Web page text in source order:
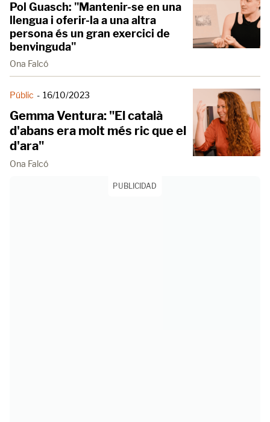
Pol Guasch: "Mantenir-se en una
llengua i oferir-la a una altra
persona és un gran exercici de
benvinguda"
Ona Falcó
Públic - 16/10/2023
Gemma Ventura: "El català
d'abans era molt més ric que el
d'ara"
Ona Falcó
PUBLICIDAD